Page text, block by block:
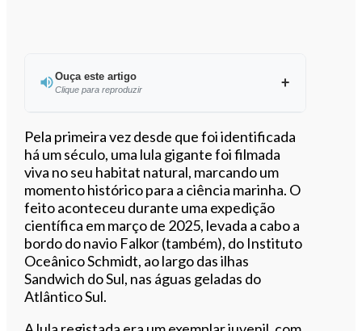
Ouça este artigo
Clique para reproduzir
Ouvir este artigo
Pela primeira vez desde que foi identificada
há um século, uma lula gigante foi filmada
viva no seu habitat natural, marcando um
momento histórico para a ciência marinha. O
feito aconteceu durante uma expedição
científica em março de 2025, levada a cabo a
bordo do navio Falkor (também), do Instituto
Oceânico Schmidt, ao largo das ilhas
Sandwich do Sul, nas águas geladas do
Atlântico Sul.